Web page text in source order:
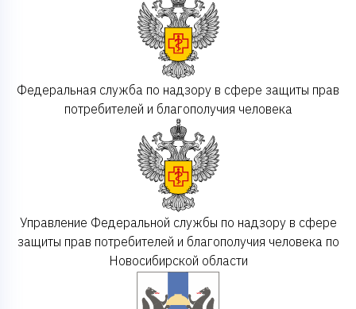
Федеральная служба по надзору в сфере защиты прав
потребителей и благополучия человека
Управление Федеральной службы по надзору в сфере
защиты прав потребителей и благополучия человека по
Новосибирской области